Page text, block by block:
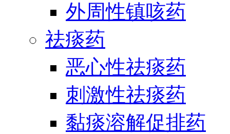
外周性镇咳药
祛痰药
恶心性祛痰药
刺激性祛痰药
黏痰溶解促排药